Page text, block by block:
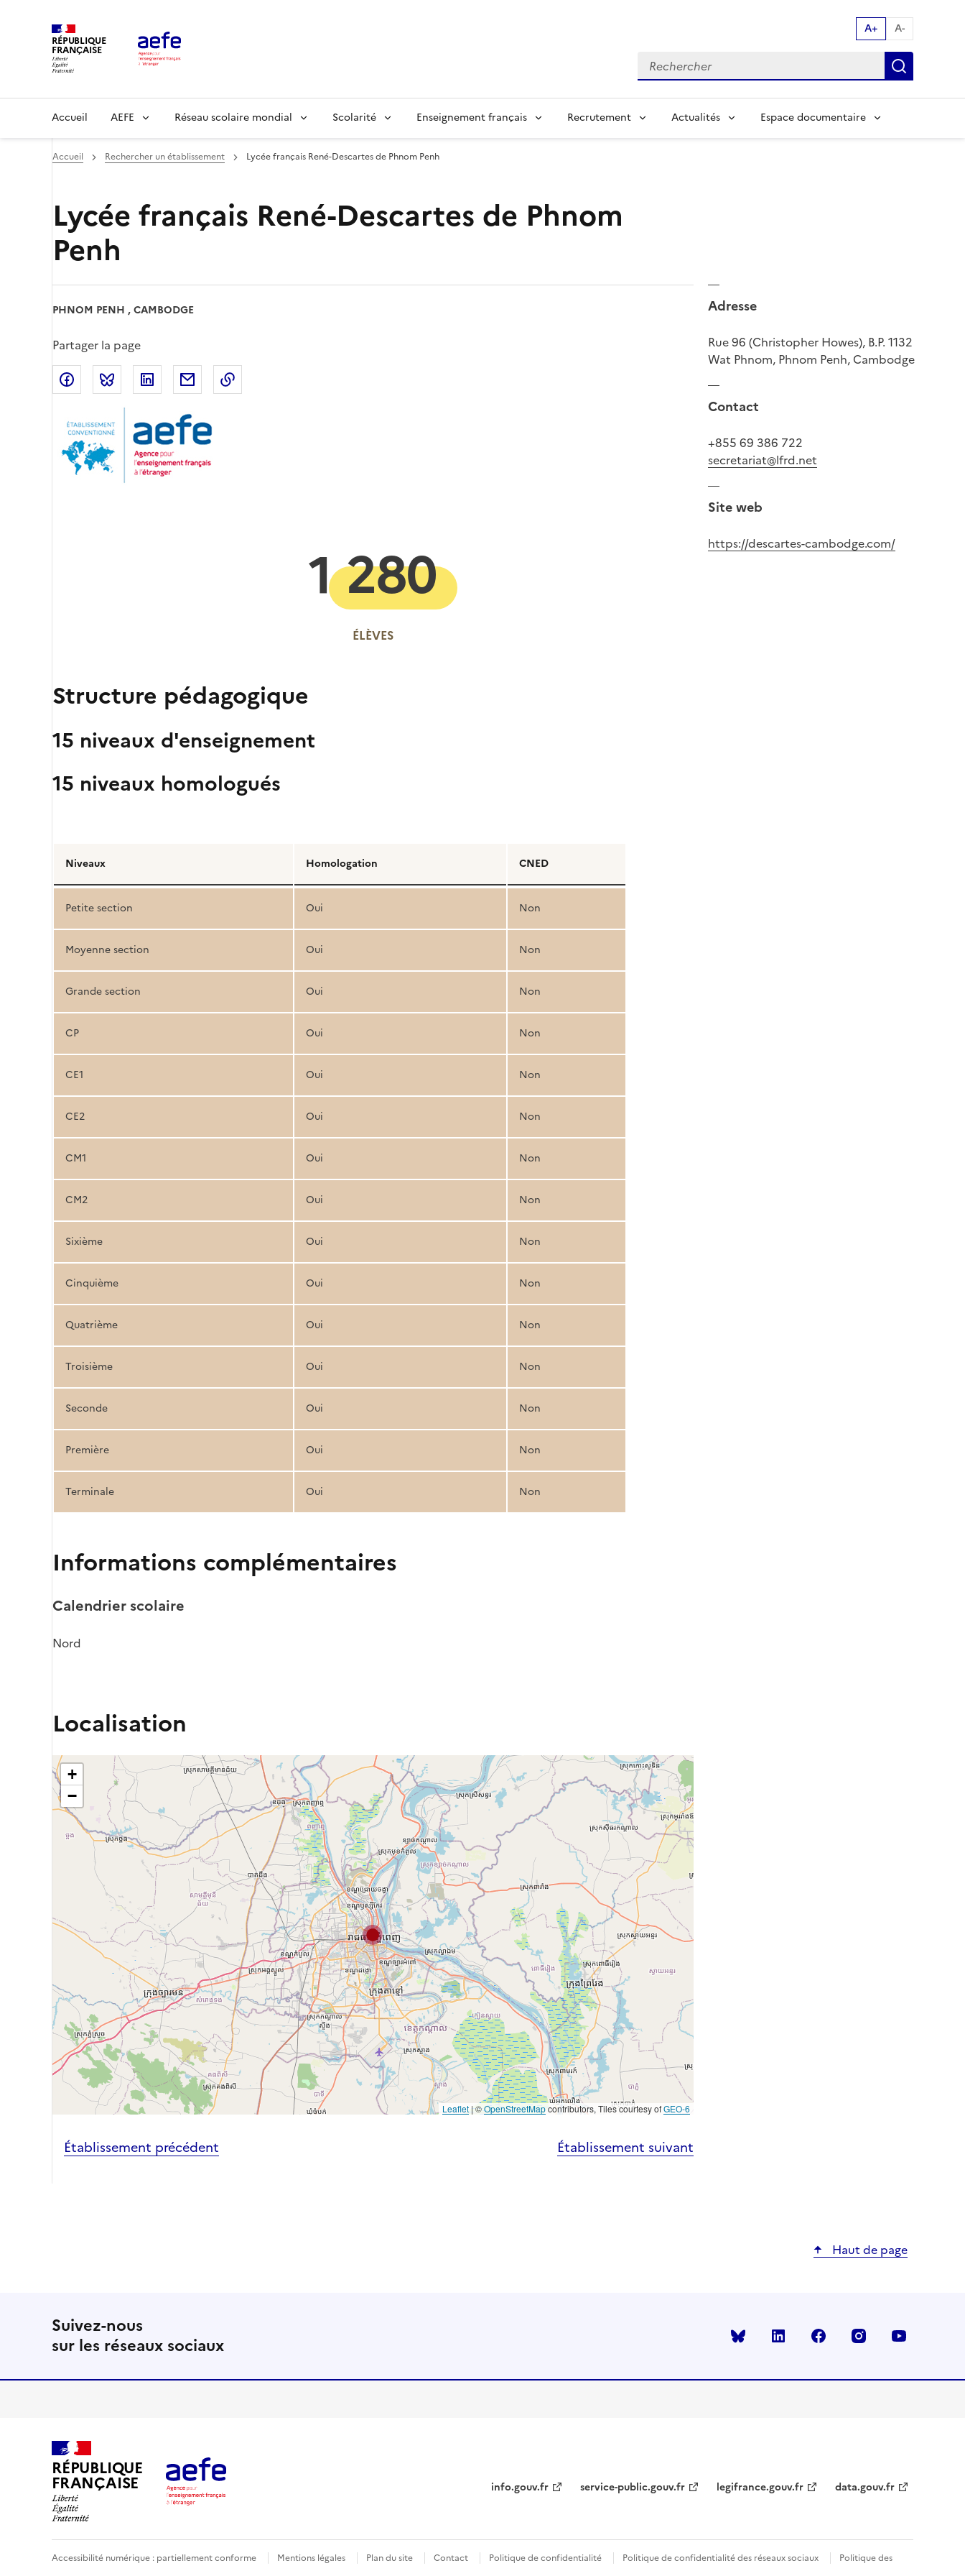
RÉPUBLIQUE
FRANÇAISE
A+ A-
Recherche par mot clés:
Main
navigation
Accueil AEFE Réseau scolaire mondial Scolarité Enseignement français Recrutement Actualités Espace documentaire
Accueil Rechercher un établissement Lycée français René-Descartes de Phnom Penh
Lycée français René-Descartes de Phnom
Penh
PHNOM PENH , CAMBODGE
Partager la page
Partager sur Facebook
Partager sur Bluesky
Partager sur LinkedIn
Partager par email
ÉLÈVES
1 280
Structure pédagogique
15 niveaux d'enseignement
15 niveaux homologués
de
la
structure
pédagogique
Niveaux Homologation CNED
Petite section Oui Non
Moyenne section Oui Non
Grande section Oui Non
CP Oui Non
CE1 Oui Non
CE2 Oui Non
CM1 Oui Non
CM2 Oui Non
Sixième Oui Non
Cinquième Oui Non
Quatrième Oui Non
Troisième Oui Non
Seconde Oui Non
Première Oui Non
Terminale Oui Non
Informations complémentaires
Calendrier scolaire
Nord
Localisation
+
−
Leaflet |©OpenStreetMapcontributors, Tiles courtesy ofGEO-6
Établissement précédent Établissement suivant
Adresse
Rue 96 (Christopher Howes), B.P. 1132
Wat Phnom, Phnom Penh, Cambodge
Contact
+855 69 386 722
secretariat@lfrd.net
Site web
https://descartes-cambodge.com/
Haut de page
Suivez-nous
sur les réseaux sociaux
Bluesky linkedin facebook instagram
RÉPUBLIQUE
FRANÇAISE info.gouv.fr service-public.gouv.fr legifrance.gouv.fr data.gouv.fr
Accessibilité numérique : partiellement conforme Mentions légales Plan du site Contact Politique de confidentialité Politique de confidentialité des réseaux sociaux Politique des